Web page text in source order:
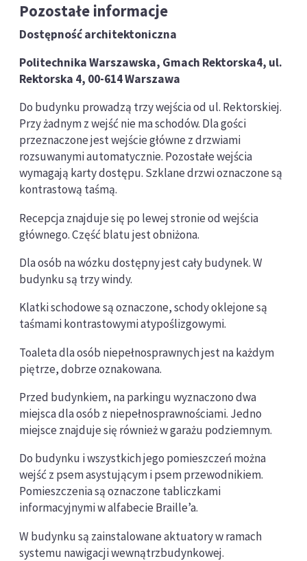
Pozostałe informacje
Dostępność architektoniczna
Politechnika Warszawska, Gmach Rektorska4, ul.
Rektorska 4, 00-614 Warszawa
Do budynku prowadzą trzy wejścia od ul. Rektorskiej.
Przy żadnym z wejść nie ma schodów. Dla gości
przeznaczone jest wejście główne z drzwiami
rozsuwanymi automatycznie. Pozostałe wejścia
wymagają karty dostępu. Szklane drzwi oznaczone są
kontrastową taśmą.
Recepcja znajduje się po lewej stronie od wejścia
głównego. Część blatu jest obniżona.
Dla osób na wózku dostępny jest cały budynek. W
budynku są trzy windy.
Klatki schodowe są oznaczone, schody oklejone są
taśmami kontrastowymi atypoślizgowymi.
Toaleta dla osób niepełnosprawnych jest na każdym
piętrze, dobrze oznakowana.
Przed budynkiem, na parkingu wyznaczono dwa
miejsca dla osób z niepełnosprawnościami. Jedno
miejsce znajduje się również w garażu podziemnym.
Do budynku i wszystkich jego pomieszczeń można
wejść z psem asystującym i psem przewodnikiem.
Pomieszczenia są oznaczone tabliczkami
informacyjnymi w alfabecie Braille’a.
W budynku są zainstalowane aktuatory w ramach
systemu nawigacji wewnątrzbudynkowej.